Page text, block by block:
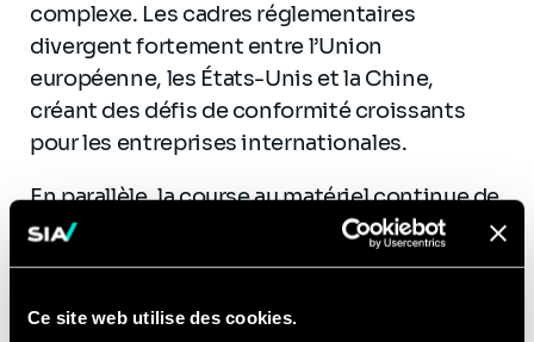
Ce site web utilise des cookies.
complexe. Les cadres réglementaires
divergent fortement entre l’Union
européenne, les États-Unis et la Chine,
créant des défis de conformité croissants
pour les entreprises internationales.
En parallèle, la course au matériel continue de
structurer le marché. Si NVIDIA conserve une
position dominante, l’écosystème se
spécialisées et de solutions d’IA en